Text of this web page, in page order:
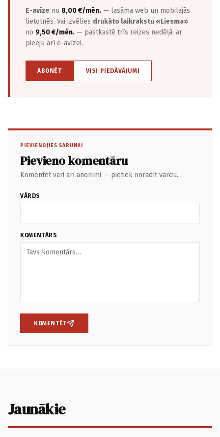
E-avīze no 8,00 €/mēn. — lasāma web un mobilajās
lietotnēs. Vai izvēlies drukāto laikrakstu «Liesma»
no 9,50 €/mēn. — pastkastē trīs reizes nedēļā, ar
pieeju arī e-avīzei.
ABONĒT VISI PIEDĀVĀJUMI
PIEVIENOJIES SARUNAI
Pievieno komentāru
Komentēt vari arī anonīmi — pietiek norādīt vārdu.
VĀRDS
KOMENTĀRS
KOMENTĒT
Jaunākie